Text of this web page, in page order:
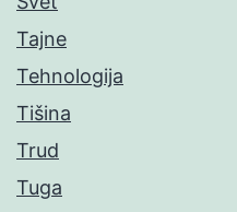
Tajne
Tehnologija
Tišina
Trud
Tuga